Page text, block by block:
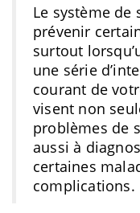
Le système
prévenir
surtout
une série
courant de
visent non
problèmes de
aussi à
certaines
complications.